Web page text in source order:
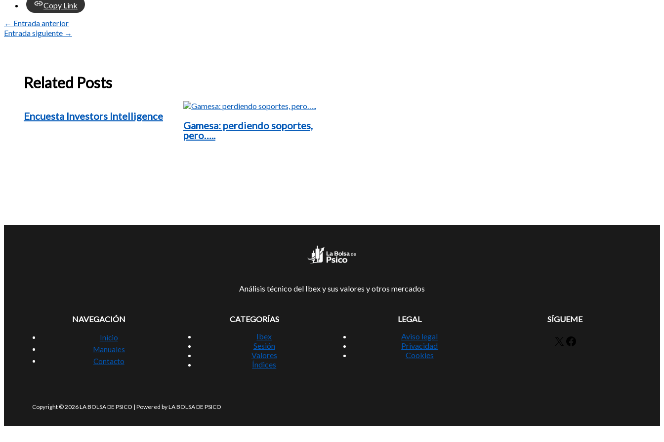
Copy Link
← Entrada anterior
Entrada siguiente →
Related Posts
Encuesta Investors Intelligence
Gamesa: perdiendo soportes,
pero…..
Análisis técnico del Ibex y sus valores y otros mercados
NAVEGACIÓN
Inicio
Manuales
Contacto
CATEGORÍAS
Ibex
Sesión
Valores
Índices
LEGAL
Aviso legal
Privacidad
Cookies
SÍGUEME
X Facebook
Copyright © 2026 LA BOLSA DE PSICO | Powered by LA BOLSA DE PSICO